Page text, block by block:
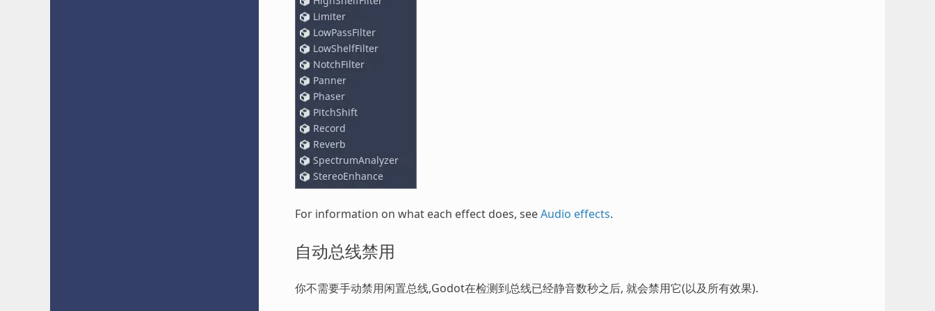
For information on what each effect does, seeAudio effects.
自动总线禁用
你不需要手动禁用闲置总线,Godot在检测到总线已经静音数秒之后, 就会禁用它(以及所有效果).